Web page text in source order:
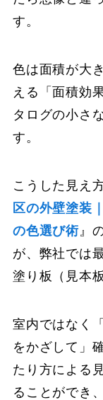
す。
色は面積が大
える「面積効
タログの小さ
す。
こうした見え
区の外壁塗装
の色選び術 』
が、弊社では
塗り板（見本
室内ではなく
をかざして」
たり方による
ることができ